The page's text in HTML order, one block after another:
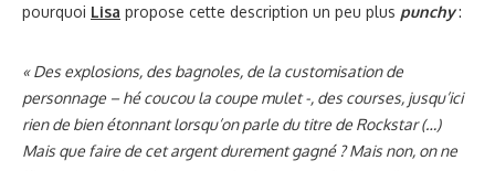
pourquoi Lisa propose cette description un peu plus punchy:
« Des explosions, des bagnoles, de la customisation de
personnage – hé coucou la coupe mulet -, des courses, jusqu’ici
rien de bien étonnant lorsqu’on parle du titre de Rockstar (…)
Mais que faire de cet argent durement gagné ? Mais non, on ne